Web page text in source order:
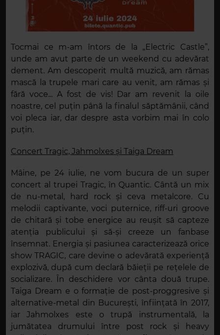
Tocmai ce m-am întors de la „Electric Castle”,
unde am avut parte de un weekend cu adevărat
dement. Am descoperit multă muzică, am rămas
mască la trupele mari care au venit, am rămas și
fără voce... A fost de vis! Dar am revenit la oile
noastre, cel puțin până la finalul săptămânii, când
voi pleca iar, dar despre asta vorbim mai în colo
puțin.
Concert Tragic, Jahmolxes și Taiga Dream
Mâine, pe 24 iulie, ne vom bucura de un super
concert al trupei Tragic, în Quantic. Cântă un mix
de nu-metal, hard rock și ceva metalcore. Cu
melodii captivante, voci puternice, riff-uri groove
de chitară și tobe energice au reușit să capteze
atenția publicului și să-și creeze un fanbase
însemnat. Energia și pasiunea caracterizează orice
show TRAGIC, care devine o adevărată experiență
explozivă, după cum declară băieții pe rețelele de
socializare. În deschidere vor cânta două trupe.
Taiga Dream e o formație de post-proggresive și
alternative-metal din București, înființată în 2017,
iar Jahmolxes este o trupă instrumentală, la
jumătatea drumului între post rock și heavy